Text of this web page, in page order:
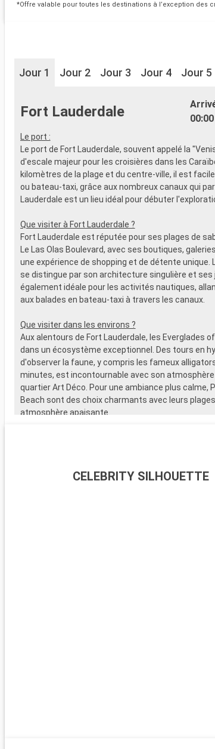
*Offre valable pour toutes les destinations à l’exception
Jour 1 Jour 2 Jour 3 Jour 4 Jour 5
Fort Lauderdale
00:00
Le port :
Le port de Fort Lauderdale, souvent appelé la
d'escale majeur pour les croisières dans les
kilomètres de la plage et du centre-ville, il est
ou bateau-taxi, grâce aux nombreux canaux qui
Lauderdale est un lieu idéal pour débuter
Que visiter à Fort Lauderdale ?
Fort Lauderdale est réputée pour ses plages de
Le Las Olas Boulevard, avec ses boutiques,
une expérience de shopping et de détente unique.
se distingue par son architecture singulière et ses
également idéale pour les activités nautiques,
aux balades en bateau-taxi à travers les canaux.
Que visiter dans les environs ?
Aux alentours de Fort Lauderdale, les Everglades
dans un écosystème exceptionnel. Des tours en
d'observer la faune, y compris les fameux
minutes, est incontournable avec son
quartier Art Déco. Pour une ambiance plus calme,
Beach sont des choix charmants avec leurs
atmosphère apaisante.
CELEBRITY SILHOUETTE